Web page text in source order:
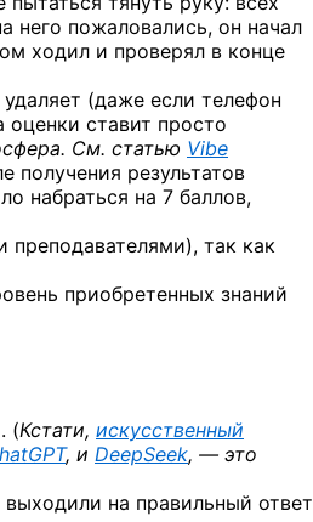
него пожаловались, он начал
ходил и проверял в конце
(даже если телефон
ставит просто
См. статью Vibe
получения результатов
набраться на 7 баллов,
так как
приобретенных знаний
(Кстати, искусственный
, и DeepSeek, — это
на правильный ответ